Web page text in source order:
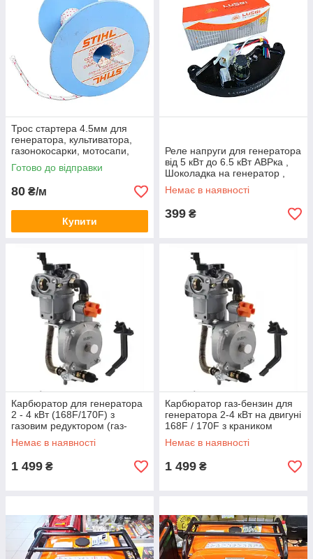
Трос стартера 4.5мм для
генератора, культиватора,
газонокосарки, мотосапи,
бура, лодочного двигуна
(00009302213)
Готово до відправки
80 ₴/м
Купити
Реле напруги для генератора
від 5 кВт до 6.5 кВт АВРка ,
Шоколадка на генератор ,
регулятор напруги
Немає в наявності
399 ₴
Карбюратор для генератора
2 - 4 кВт (168F/170F) з
газовим редуктором (газ-
бензин на генератор)
Немає в наявності
1 499 ₴
Карбюратор газ-бензин для
генератора 2-4 кВт на двигуні
168F / 170F з краником
Немає в наявності
1 499 ₴